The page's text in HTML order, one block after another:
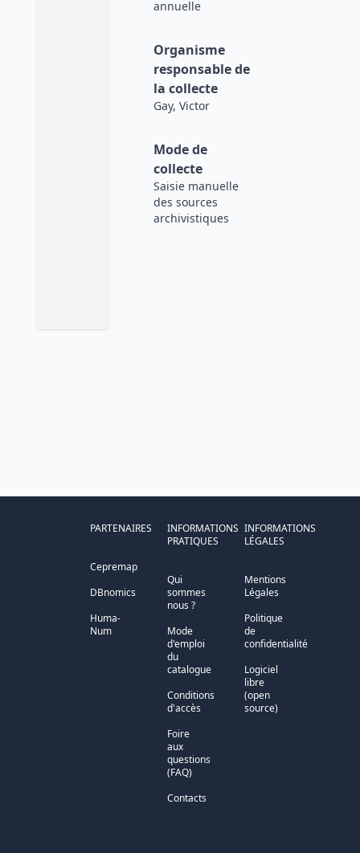
annuelle
Organisme
responsable de
la collecte
Gay, Victor
Mode de
collecte
Saisie manuelle
des sources
archivistiques
PARTENAIRES
Cepremap
DBnomics
Huma-
Num
INFORMATIONS
PRATIQUES
Qui
sommes
nous ?
Mode
d'emploi
du
catalogue
Conditions
d'accès
Foire
aux
questions
(FAQ)
Contacts
INFORMATIONS
LÉGALES
Mentions
Légales
Politique
de
confidentialité
Logiciel
libre
(open
source)